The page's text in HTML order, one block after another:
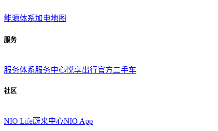
能源体系加电地图
服务
服务体系服务中心悦享出行官方二手车
社区
NIO Life蔚来中心NIO App